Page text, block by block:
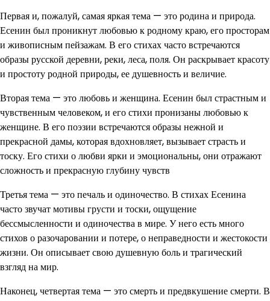
Первая и, пожалуй, самая яркая тема — это родина и природа.
Есенин был проникнут любовью к родному краю, его просторам
и живописным пейзажам. В его стихах часто встречаются
образы русской деревни, реки, леса, поля. Он раскрывает красоту
и простоту родной природы, ее душевность и величие.
Вторая тема — это любовь и женщина. Есенин был страстным и
чувственным человеком, и его стихи пронизаны любовью к
женщине. В его поэзии встречаются образы нежной и
прекрасной дамы, которая вдохновляет, вызывает страсть и
тоску. Его стихи о любви ярки и эмоциональны, они отражают
сложность и прекрасную глубину чувств
Третья тема — это печаль и одиночество. В стихах Есенина
часто звучат мотивы грусти и тоски, ощущение
бессмысленности и одиночества в мире. У него есть много
стихов о разочаровании и потере, о неправедности и жестокости
жизни. Он описывает свою душевную боль и трагический
взгляд на мир.
Наконец, четвертая тема — это смерть и предвкушение смерти. В